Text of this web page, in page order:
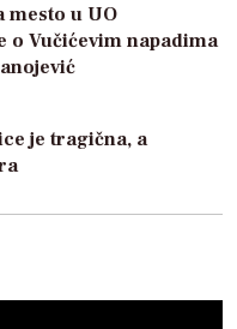
mesto u UO
o Vučićevim napadima
je tragična, a